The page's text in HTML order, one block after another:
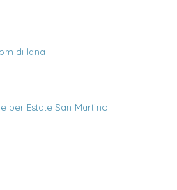
di lana
per Estate San Martino